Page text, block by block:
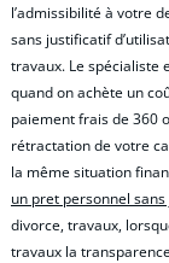
l’admissibilité à votre
sans justificatif
travaux. Le spécialiste
quand on achète un
paiement frais de 360
rétractation de votre
la même situation
un pret personnel
divorce, travaux,
travaux la